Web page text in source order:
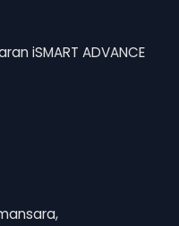
iSMART ADVANCE